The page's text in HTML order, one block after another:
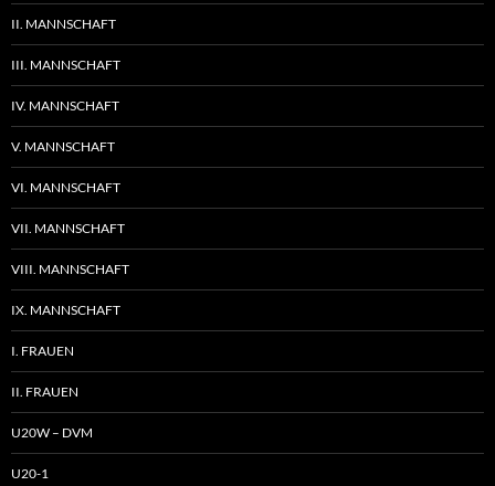
II. MANNSCHAFT
III. MANNSCHAFT
IV. MANNSCHAFT
V. MANNSCHAFT
VI. MANNSCHAFT
VII. MANNSCHAFT
VIII. MANNSCHAFT
IX. MANNSCHAFT
I. FRAUEN
II. FRAUEN
U20W – DVM
U20-1